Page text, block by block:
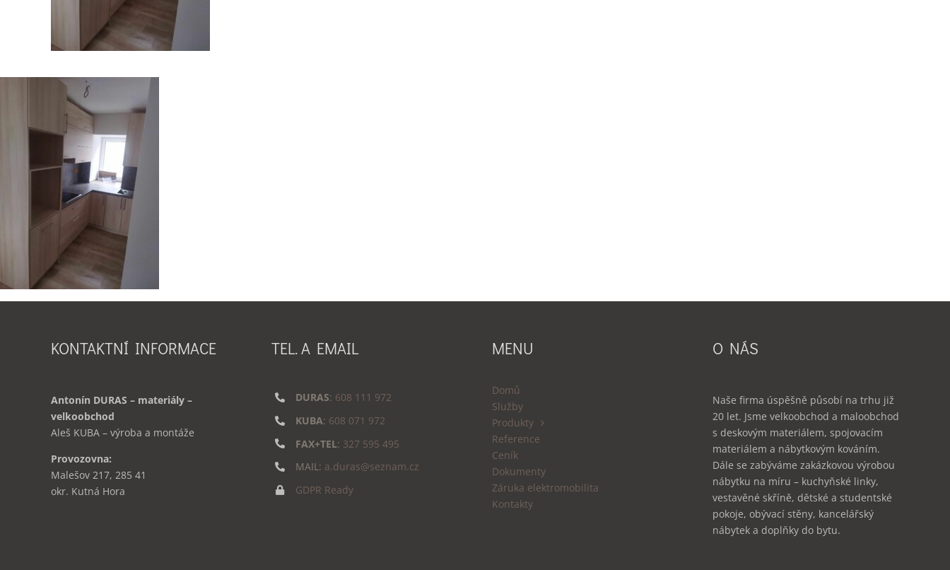
KONTAKTNÍ INFORMACE
Antonín DURAS – materiály –
velkoobchod
Aleš KUBA – výroba a montáže
Provozovna:
Malešov 217, 285 41
okr. Kutná Hora
TEL. A EMAIL
DURAS: 608 111 972
KUBA: 608 071 972
FAX+TEL: 327 595 495
MAIL: a.duras@seznam.cz
GDPR Ready
MENU
Domů
Služby
Produkty
Reference
Ceník
Dokumenty
Záruka elektromobilita
Kontakty
O NÁS
Naše firma úspěšně působí na trhu již
20 let. Jsme velkoobchod a maloobchod
s deskovým materiálem, spojovacím
materiálem a nábytkovým kováním.
Dále se zabýváme zakázkovou výrobou
nábytku na míru – kuchyňské linky,
vestavěné skříně, dětské a studentské
pokoje, obývací stěny, kancelářský
nábytek a doplňky do bytu.